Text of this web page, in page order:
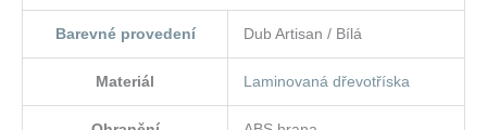
Barevné provedení Dub Artisan / Bílá
Materiál Laminovaná dřevotříska